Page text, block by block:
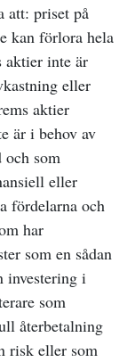
priset på
kan förlora hela
aktier inte är
eller
aktier
är i behov av
och som
eller
fördelarna och
har
som en sådan
investering i
som
återbetalning
risk eller som